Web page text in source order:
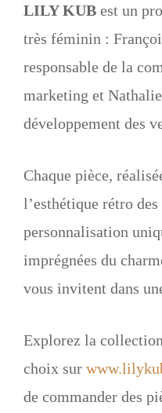
LILY KUB est un
très féminin :
responsable de la
marketing et
développement des
Chaque pièce,
l’esthétique rétro
personnalisation
imprégnées du
vous invitent dans
Explorez la
choix sur
de commander des